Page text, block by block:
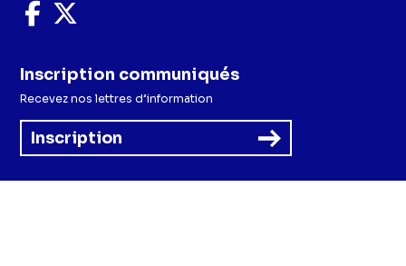
Nous
suivre
Facebook
X
Inscription communiqués
Recevez nos lettres d’information
Inscription